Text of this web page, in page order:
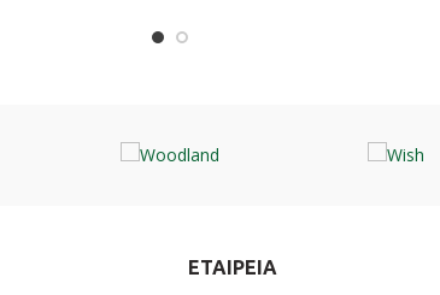
ΕΤΑΙΡΕΙΑ